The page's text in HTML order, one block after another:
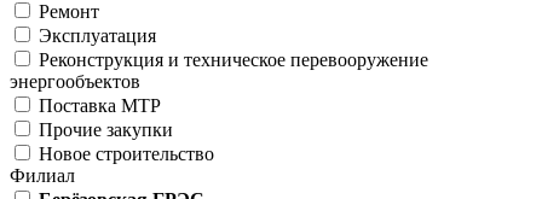
Ремонт
Эксплуатация
Реконструкция и техническое перевооружение
энергообъектов
Поставка МТР
Прочие закупки
Новое строительство
Филиал